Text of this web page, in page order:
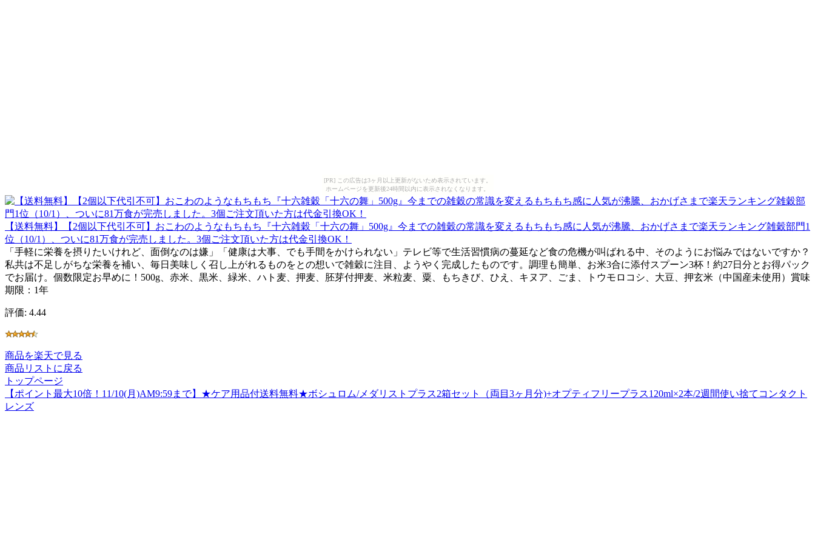
[PR] この広告は3ヶ月以上更新がないため表示されています。
ホームページを更新後24時間以内に表示されなくなります。
【送料無料】【2個以下代引不可】おこわのようなもちもち『十六雑穀「十六の舞」500g』今までの雑穀の常識を変えるもちもち感に人気が沸騰、おかげさまで楽天ランキング雑穀部門1
位（10/1）、ついに81万食が完売しました。3個ご注文頂いた方は代金引換OK！
「手軽に栄養を摂りたいけれど、面倒なのは嫌」「健康は大事、でも手間をかけられない」テレビ等で生活習慣病の蔓延など食の危機が叫ばれる中、そのようにお悩みではないですか？
私共は不足しがちな栄養を補い、毎日美味しく召し上がれるものをとの想いで雑穀に注目、ようやく完成したものです。調理も簡単、お米3合に添付スプーン3杯！約27日分とお得パック
でお届け。個数限定お早めに！500g、赤米、黒米、緑米、ハト麦、押麦、胚芽付押麦、米粒麦、粟、もちきび、ひえ、キヌア、ごま、トウモロコシ、大豆、押玄米（中国産未使用）賞味
期限：1年
評価: 4.44
商品を楽天で見る
商品リストに戻る
トップページ
【ポイント最大10倍！11/10(月)AM9:59まで】★ケア用品付送料無料★ボシュロム/メダリストプラス2箱セット（両目3ヶ月分)+オプティフリープラス120ml×2本/2週間使い捨てコンタクト
レンズ